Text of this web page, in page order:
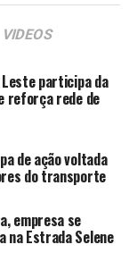
teve início nesta
Urbana e
a aquisição
Por conta do
para sábado,
em condições
segurança aos
os esforços
VIDEOS
participa da
reforça rede de
de ação voltada
do transporte
empresa se
na Estrada Selene